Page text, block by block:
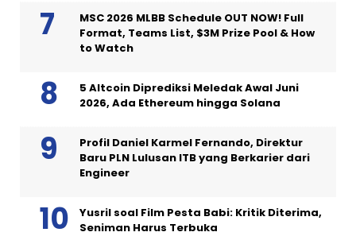
MSC 2026 MLBB Schedule OUT NOW! Full
Format, Teams List, $3M Prize Pool & How
to Watch
5 Altcoin Diprediksi Meledak Awal Juni
2026, Ada Ethereum hingga Solana
Profil Daniel Karmel Fernando, Direktur
Baru PLN Lulusan ITB yang Berkarier dari
Engineer
Yusril soal Film Pesta Babi: Kritik Diterima,
Seniman Harus Terbuka